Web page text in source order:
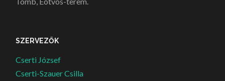
SZERVEZŐK
Cserti József
Cserti-Szauer Csilla